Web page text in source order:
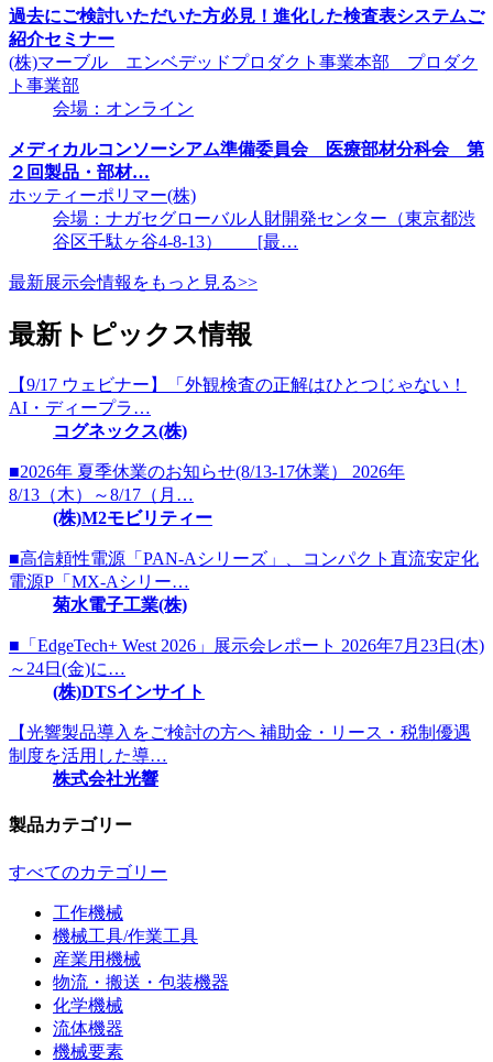
過去にご検討いただいた方必見！進化した検査表システムご
紹介セミナー
(株)マーブル エンベデッドプロダクト事業本部 プロダク
ト事業部
会場：オンライン
メディカルコンソーシアム準備委員会 医療部材分科会 第
２回製品・部材…
ホッティーポリマー(株)
会場：ナガセグローバル人財開発センター（東京都渋
谷区千駄ヶ谷4-8-13） [最…
最新展示会情報をもっと見る>>
最新トピックス情報
【9/17 ウェビナー】「外観検査の正解はひとつじゃない！
AI・ディープラ…
コグネックス(株)
■2026年 夏季休業のお知らせ(8/13-17休業） 2026年
8/13（木）～8/17（月…
(株)M2モビリティー
■高信頼性電源「PAN-Aシリーズ」、コンパクト直流安定化
電源P「MX-Aシリー…
菊水電子工業(株)
■「EdgeTech+ West 2026」展示会レポート 2026年7月23日(木)
～24日(金)に…
(株)DTSインサイト
【光響製品導入をご検討の方へ 補助金・リース・税制優遇
制度を活用した導…
株式会社光響
製品カテゴリー
すべてのカテゴリー
工作機械
機械工具/作業工具
産業用機械
物流・搬送・包装機器
化学機械
流体機器
機械要素